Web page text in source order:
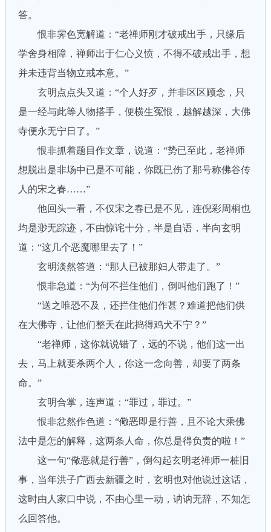
答。
恨非霁色宽解道：“老禅师刚才破戒出手，只缘后
学舍身相障，禅师出于仁心义愤，不得不破戒出手，想
并未违背当物立戒本意。”
玄明点点头又道：“个人好歹，并非区区顾念，只
是一经与此等人物搭手，便横生冤恨，越解越深，大佛
寺便永无宁日了。”
恨非抓着题目作文章，说道：“势已至此，老禅师
想脱出是非场中已是不可能，你既已伤了那号称佛谷传
人的宋之春……”
他回头一看，不仅宋之春已是不见，连倪彩周桐也
均是渺无踪迹，不由惊诧十分，半是自语，半向玄明
道：“这几个恶魔哪里去了！”
玄明淡然答道：“那人已被那妇人带走了。”
恨非急道：“为何不拦住他们，倒叫他们跑了！”
“送之唯恐不及，还拦住他们作甚？难道把他们供
在大佛寺，让他们整天在此捣得鸡犬不宁？”
“老禅师，这你就说错了，远的不说，他们这一出
去，马上就要杀两个人，你这一念向善，却要了两条
命。”
玄明合掌，连声道：“罪过，罪过。”
恨非忿然作色道：“儆恶即是行善，且不论大乘佛
法中是怎的解释，这两条人命，你总是得负责的啦！”
这一句“儆恶就是行善”，倒勾起玄明老禅师一桩旧
事，当年洪子广西去新疆之时，玄明也对他说过这话，
这时由人家口中说，不由心里一动，讷讷无辞，不知怎
么回答他。